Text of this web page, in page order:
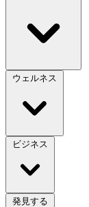
ウェルネス
ビジネス
発見する